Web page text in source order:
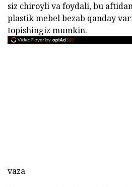
siz chiroyli va foydali, bu
plastik mebel bezab qanday
topishingiz mumkin.
vaza